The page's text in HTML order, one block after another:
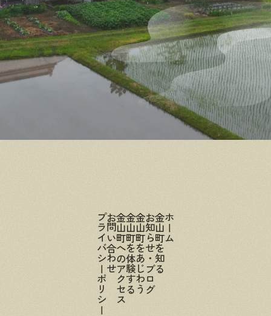
ホーム
金山町を知る
お知らせ・ブログ
金山町をあじわう
金山町を体験する
金山町へのアクセス
お問い合わせ
プライバシーポリシー